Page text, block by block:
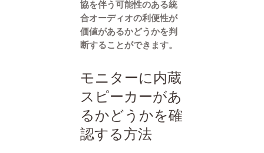
協を伴う可能性のある統
合オーディオの利便性が
価値があるかどうかを判
断することができます。
モニターに内蔵
スピーカーがあ
るかどうかを確
認する方法